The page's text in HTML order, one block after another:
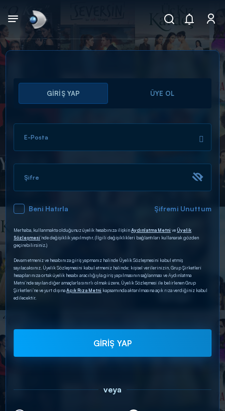
Arama
ARAMA SONUÇLARI
DİĞER SONUÇLAR
GİRİŞ YAP ÜYE OL
E-Posta
Şifre
Beni Hatırla Şifremi Unuttum
Merhaba, kullanmakta olduğunuz üyelik hesabınıza ilişkinAydınlatma Metni veÜyelik
Sözleşmesi’nde değişiklik yapılmıştır. (İlgili değişiklikleri bağlantıları kullanarak gözden
geçirebilirsiniz.)
Devam etmeniz ve hesabınıza giriş yapmanız halinde Üyelik Sözleşmesini kabul etmiş
sayılacaksınız. Üyelik Sözleşmesini kabul etmeniz halinde; kişisel verilerinizin, Grup Şirketleri
hesaplarınıza ortak üyelik hesabı aracılığıyla giriş yapılmasının sağlanması ve Aydınlatma
Metni’nde sayılan diğer amaçlarla sınırlı olmak üzere, Üyelik Sözleşmesi ile belirlenen Grup
Şirketleri’ne ve yurt dışınaAçık Rıza Metni kapsamında aktarılmasına açık rıza verdiğiniz kabul
edilecektir.
GİRİŞ YAP
veya